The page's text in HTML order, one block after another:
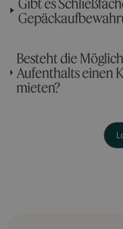
Besteht die
Aufenthalts einen
mieten?